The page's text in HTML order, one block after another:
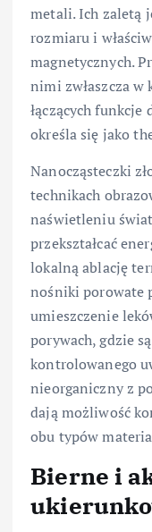
metali. Ich zaletą
rozmiaru i
magnetycznych.
nimi zwłaszcza
łączących
określa się jako
Nanocząsteczki
technikach
naświetleniu
przekształcać
lokalną ablację
nośniki porowate
umieszczenie
porywach, gdzie
kontrolowanego
nieorganiczny z
dają możliwość
obu typów
Bierne i